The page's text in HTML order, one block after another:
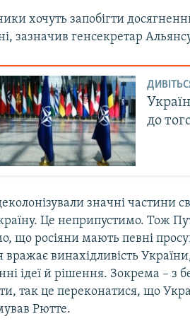
хочуть запобігти
зазначив генсекретар
до
значні частини
Це неприпустимо. Тож
що росіяни мають певні
винахідливість України,
ідеї й рішення. Зокрема –
так це переконатися, що
Рютте.